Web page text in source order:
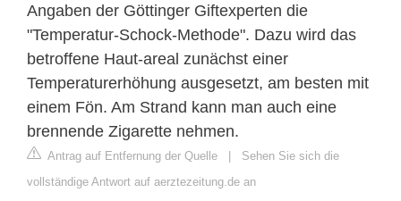
Angaben der Göttinger Giftexperten die
"Temperatur-Schock-Methode". Dazu wird das
betroffene Haut-areal zunächst einer
Temperaturerhöhung ausgesetzt, am besten mit
einem Fön. Am Strand kann man auch eine
brennende Zigarette nehmen.
Antrag auf Entfernung der Quelle | Sehen Sie sich die
vollständige Antwort auf aerztezeitung.de an